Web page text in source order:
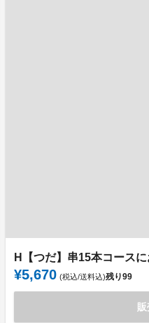
H【つだ】串15本コース
¥5,670 (税込/送料込)残り99